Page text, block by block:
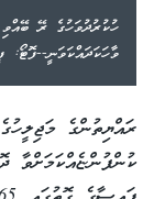
ހުކުރުދުވަހުގެ ރޭ
ވާހަކަދައްކަވަނީ--ފޮޓޯ:
ރައްޔިތުންގެ